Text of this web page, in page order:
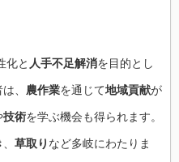
化と 人手不足解消を目的とし
、 農作業を通じて地域貢献が
技術を学ぶ機会も得られます。
草取り など多岐にわたりま